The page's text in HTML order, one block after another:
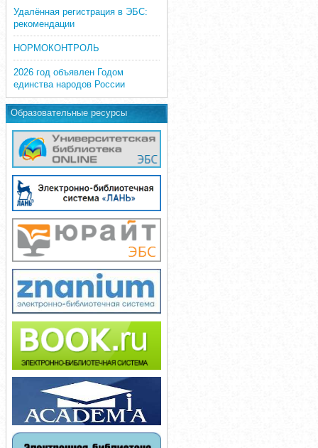
Удалённая регистрация в ЭБС:
рекомендации
НОРМОКОНТРОЛЬ
2026 год объявлен Годом
единства народов России
Образовательные ресурсы